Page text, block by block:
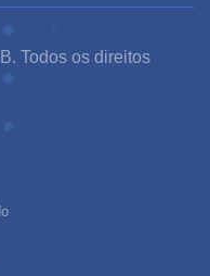
Todos os direitos